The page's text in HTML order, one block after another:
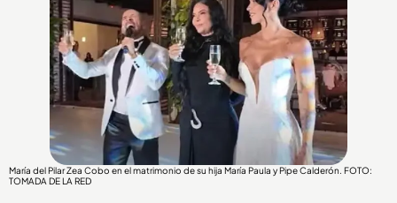
María del Pilar Zea Cobo en el matrimonio de su hija María Paula y Pipe Calderón. FOTO:
TOMADA DE LA RED